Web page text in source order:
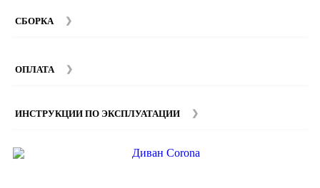
составляет 12 месяцев с момента покупки при
СБОРКА
Стоимость сборки зависит от количества и моделей
ОПЛАТА
ИНСТРУКЦИИ ПО ЭКСПЛУАТАЦИИ